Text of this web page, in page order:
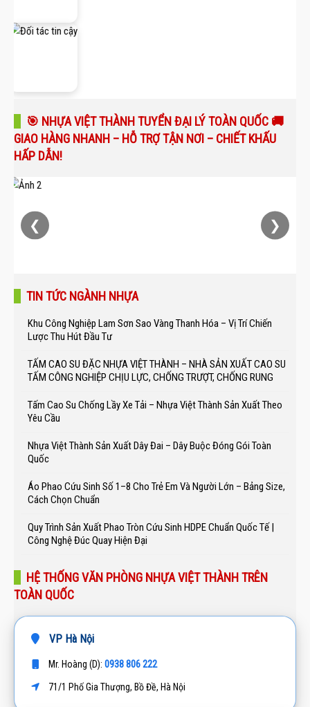
🎯 NHỰA VIỆT THÀNH TUYỂN ĐẠI LÝ TOÀN QUỐC 🚚
GIAO HÀNG NHANH – HỖ TRỢ TẬN NƠI – CHIẾT KHẤU
HẤP DẪN!
❮ ❯
TIN TỨC NGÀNH NHỰA
Khu Công Nghiệp Lam Sơn Sao Vàng Thanh Hóa – Vị Trí Chiến
Lược Thu Hút Đầu Tư
TẤM CAO SU ĐẶC NHỰA VIỆT THÀNH – NHÀ SẢN XUẤT CAO SU
TẤM CÔNG NGHIỆP CHỊU LỰC, CHỐNG TRƯỢT, CHỐNG RUNG
Tấm Cao Su Chống Lầy Xe Tải – Nhựa Việt Thành Sản Xuất Theo
Yêu Cầu
Nhựa Việt Thành Sản Xuất Dây Đai – Dây Buộc Đóng Gói Toàn
Quốc
Áo Phao Cứu Sinh Số 1–8 Cho Trẻ Em Và Người Lớn – Bảng Size,
Cách Chọn Chuẩn
Quy Trình Sản Xuất Phao Tròn Cứu Sinh HDPE Chuẩn Quốc Tế |
Công Nghệ Đúc Quay Hiện Đại
HỆ THỐNG VĂN PHÒNG NHỰA VIỆT THÀNH TRÊN
TOÀN QUỐC
VP Hà Nội
Mr. Hoàng (D): 0938 806 222
71/1 Phố Gia Thượng, Bồ Đề, Hà Nội